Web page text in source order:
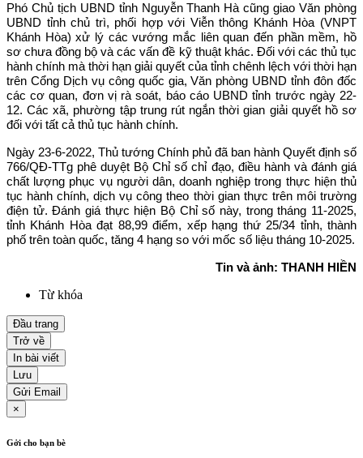
Phó Chủ tịch UBND tỉnh Nguyễn Thanh Hà cũng giao Văn phòng
UBND tỉnh chủ trì, phối hợp với Viễn thông Khánh Hòa (VNPT
Khánh Hòa) xử lý các vướng mắc liên quan đến phần mềm, hồ
sơ chưa đồng bộ và các vấn đề kỹ thuật khác. Đối với các thủ tục
hành chính mà thời hạn giải quyết của tỉnh chênh lệch với thời hạn
trên Cổng Dịch vụ công quốc gia, Văn phòng UBND tỉnh đôn đốc
các cơ quan, đơn vị rà soát, báo cáo UBND tỉnh trước ngày 22-
12. Các xã, phường tập trung rút ngắn thời gian giải quyết hồ sơ
đối với tất cả thủ tục hành chính.
Ngày 23-6-2022, Thủ tướng Chính phủ đã ban hành Quyết định số
766/QĐ-TTg phê duyệt Bộ Chỉ số chỉ đạo, điều hành và đánh giá
chất lượng phục vụ người dân, doanh nghiệp trong thực hiện thủ
tục hành chính, dịch vụ công theo thời gian thực trên môi trường
điện tử. Đánh giá thực hiện Bộ Chỉ số này, trong tháng 11-2025,
tỉnh Khánh Hòa đạt 88,99 điểm, xếp hạng thứ 25/34 tỉnh, thành
phố trên toàn quốc, tăng 4 hạng so với mốc số liệu tháng 10-2025.
Tin và ảnh: THANH HIỀN
Từ khóa
Đầu trang
Trở về
In bài viết
Lưu
Gửi Email
×
Gởi cho bạn bè